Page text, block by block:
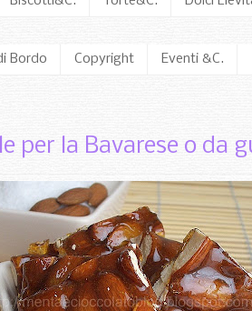
Bordo Copyright Eventi &C.
per la Bavarese o da